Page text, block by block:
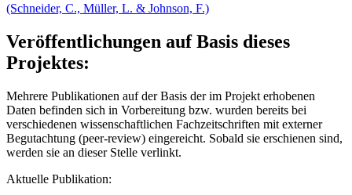
(Schneider, C., Müller, L. & Johnson, F.)
Veröffentlichungen auf Basis dieses
Projektes:
Mehrere Publikationen auf der Basis der im Projekt erhobenen
Daten befinden sich in Vorbereitung bzw. wurden bereits bei
verschiedenen wissenschaftlichen Fachzeitschriften mit externer
Begutachtung (peer-review) eingereicht. Sobald sie erschienen sind,
werden sie an dieser Stelle verlinkt.
Aktuelle Publikation: